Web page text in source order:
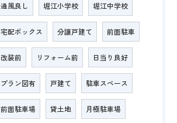
通風良し 堀江小学校 堀江中学校
宅配ボックス 分譲戸建て 前面駐車
改装前 リフォーム前 日当り良好
プラン図有 戸建て 駐車スペース
前面駐車場 貸土地 月極駐車場